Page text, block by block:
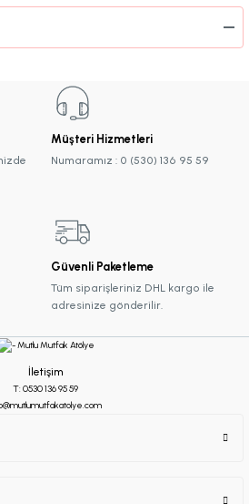
Müşteri Hizmetleri
Numaramız : 0 (530) 136 95 59
Güvenli Paketleme
Tüm siparişleriniz DHL kargo ile
adresinize gönderilir.
İletişim
T: 0530 136 95 59